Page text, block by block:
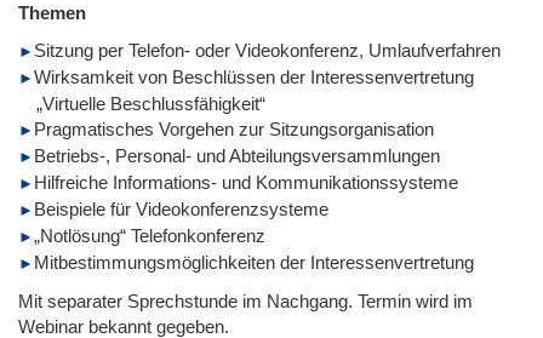
Themen
Sitzung per Telefon- oder Videokonferenz, Umlaufverfahren
Wirksamkeit von Beschlüssen der Interessenvertretung
„Virtuelle Beschlussfähigkeit“
Pragmatisches Vorgehen zur Sitzungsorganisation
Betriebs-, Personal- und Abteilungsversammlungen
Hilfreiche Informations- und Kommunikationssysteme
Beispiele für Videokonferenzsysteme
„Notlösung“ Telefonkonferenz
Mitbestimmungsmöglichkeiten der Interessenvertretung
Mit separater Sprechstunde im Nachgang. Termin wird im
Webinar bekannt gegeben.